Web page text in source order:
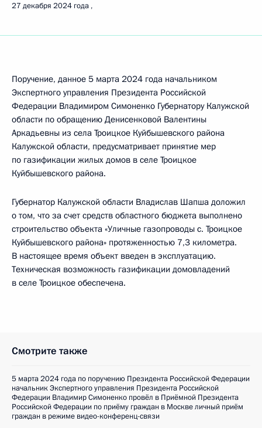
27 декабря 2024 года
Поручение, данное 5 марта 2024 года начальником
Экспертного управления Президента Российской
Федерации Владимиром Симоненко Губернатору Калужской
области по обращению Денисенковой Валентины
Аркадьевны из села Троицкое Куйбышевского района
Калужской области, предусматривает принятие мер
по газификации жилых домов в селе Троицкое
Куйбышевского района.
Губернатор Калужской области Владислав Шапша доложил
о том, что за счет средств областного бюджета выполнено
строительство объекта «Уличные газопроводы с. Троицкое
Куйбышевского района» протяженностью 7,3 километра.
В настоящее время объект введен в эксплуатацию.
Техническая возможность газификации домовладений
в селе Троицкое обеспечена.
Смотрите также
5 марта 2024 года по поручению Президента Российской Федерации
начальник Экспертного управления Президента Российской
Федерации Владимир Симоненко провёл в Приёмной Президента
Российской Федерации по приёму граждан в Москве личный приём
граждан в режиме видео-конференц-связи